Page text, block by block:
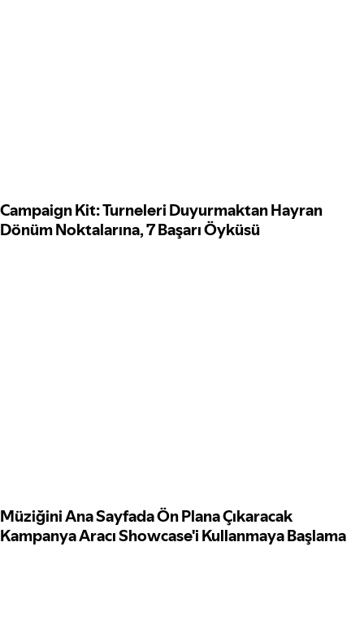
Campaign Kit: Turneleri Duyurmaktan Hayran
Dönüm Noktalarına, 7 Başarı Öyküsü
Müziğini Ana Sayfada Ön Plana Çıkaracak
Kampanya Aracı Showcase'i Kullanmaya Başlama